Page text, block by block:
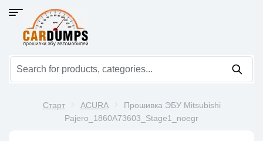
Старт ACURA
Прошивка ЭБУ Mitsubishi
Pajero_1860A73603_Stage1_noegr